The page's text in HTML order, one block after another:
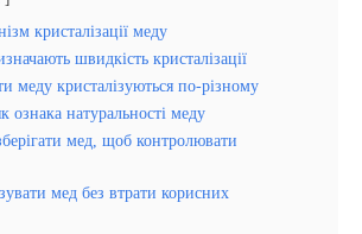
кристалізації меду
швидкість кристалізації
меду кристалізуються по-різному
ознака натуральності меду
мед, щоб контролювати
мед без втрати корисних